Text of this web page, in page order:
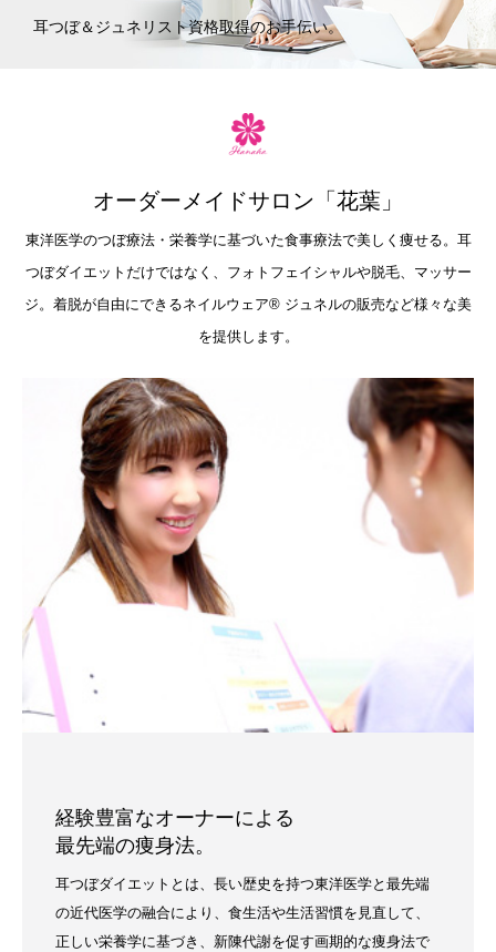
耳つぼ＆ジュネリスト資格取得のお手伝い。
オーダーメイドサロン「花葉」
東洋医学のつぼ療法・栄養学に基づいた食事療法で美しく痩せる。耳
つぼダイエットだけではなく、フォトフェイシャルや脱毛、マッサー
ジ。着脱が自由にできるネイルウェア®︎ ジュネルの販売など様々な美
を提供します。
経験豊富なオーナーによる
最先端の痩身法。
耳つぼダイエットとは、長い歴史を持つ東洋医学と最先端
の近代医学の融合により、食生活や生活習慣を見直して、
正しい栄養学に基づき、新陳代謝を促す画期的な痩身法で